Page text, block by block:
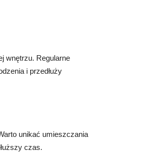
wnętrzu. Regularne
i przedłuży
unikać umieszczania
czas.